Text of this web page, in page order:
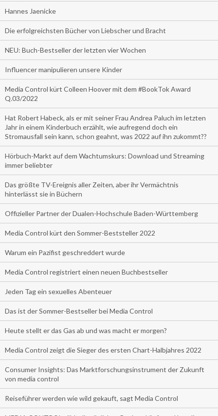
Hannes Jaenicke
Die erfolgreichsten Bücher von Liebscher und Bracht
NEU: Buch-Bestseller der letzten vier Wochen
Influencer manipulieren unsere Kinder
Media Control kürt Colleen Hoover mit dem #BookTok Award
Q.03/2022
Hat Robert Habeck, als er mit seiner Frau Andrea Paluch im letzten
Jahr in einem Kinderbuch erzählt, wie aufregend doch ein
Stromausfall sein kann, schon geahnt, was 2022 auf ihn zukommt??
Hörbuch-Markt auf dem Wachtumskurs: Download und Streaming
immer beliebter
Das größte TV-Ereignis aller Zeiten, aber ihr Vermächtnis
hinterlässt sie in Büchern
Offizieller Partner der Dualen-Hochschule Baden-Württemberg
Media Control kürt den Sommer-Beststeller 2022
Warum ein Pazifist geschreddert wurde
Media Control registriert einen neuen Buchbestseller
Jeden Tag ein sexuelles Abenteuer
Das ist der Sommer-Bestseller bei Media Control
Heute stellt er das Gas ab und was macht er morgen?
Media Control zeigt die Sieger des ersten Chart-Halbjahres 2022
Consumer Insights: Das Marktforschungsinstrument der Zukunft
von media control
Reiseführer werden wie wild gekauft, sagt Media Control